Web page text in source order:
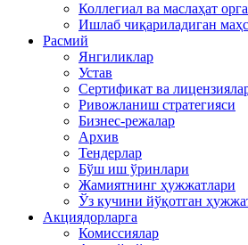
Коллегиал ва маслаҳат
Ишлаб чиқариладиган
Расмий
Янгиликлар
Устав
Сертификат ва
Ривожланиш стратегияси
Бизнес-режалар
Архив
Тендерлар
Бўш иш ўринлари
Жамиятнинг ҳужжатлари
Ўз кучини йўқотган
Акциядорларга
Комиссиялар